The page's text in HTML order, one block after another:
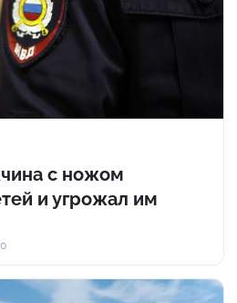
с ножом
и угрожал им
0